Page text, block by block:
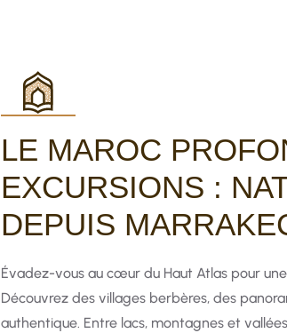
LE MAROC
EXCURSIONS :
DEPUIS
Évadez-vous au cœur du Haut Atlas pour
Découvrez des villages berbères, des
authentique. Entre lacs, montagnes et